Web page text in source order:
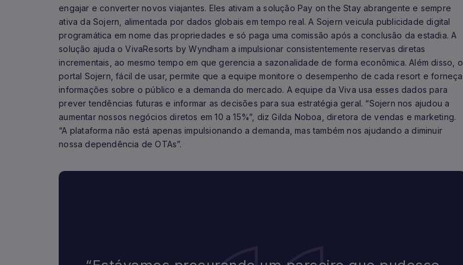
engajar e converter novos viajantes. Eles ativam a solução Pay on the Stay abrangente e sempre
ativa da Sojern, alimentada por dados globais em tempo real. A Sojern veicula publicidade digital
programática em nome das propriedades e só paga uma comissão após a conclusão da estadia. A
solução ajuda o VivaResorts by Wyndham a impulsionar consistentemente reservas diretas
incrementais, ao mesmo tempo em que gerencia a sazonalidade de forma econômica. Além disso, o
portal Sojern, fácil de usar, permite que a equipe monitore o desempenho de cada resort e forneça
informações sobre o público e a demanda do mercado. A equipe da Viva usa esses dados para
prever tendências futuras e informar as decisões para sua estratégia geral. “Sojern nos ajudou a
aumentar nossos negócios diretos em 10 a 15%”, diz Gilda Noboa, diretora de vendas e marketing.
“A plataforma não está apenas impulsionando a demanda, mas também nos ajudando a diminuir
nossa dependência de OTAs”.